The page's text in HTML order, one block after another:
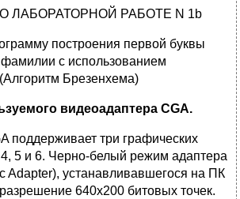
ЛАБОРАТОРНОЙ РАБОТЕ N 1b
построения первой буквы
с использованием
Брезенхема)
видеоадаптера CGA.
поддерживает три графических
5 и 6. Черно-белый режим адаптера
Adapter), устанавливавшегося на ПК
640х200 битовых точек.